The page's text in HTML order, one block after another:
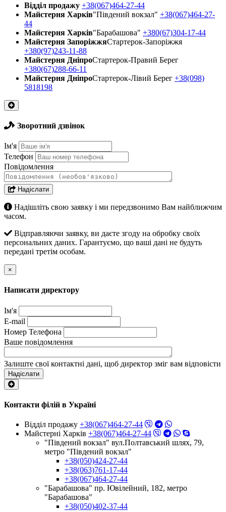
Відділ продажу +38(067)464-27-44
Майстерня Харків"Південий вокзал" +38(067)464-27-
44
Майстерня Харків"Барабашова" +380(67)304-17-44
Майстерня ЗапоріжжяСтартерок-Запоріжжя
+380(97)243-11-88
Майстерня ДнiпроСтартерок-Правий Берег
+380(67)288-66-11
Майстерня ДнiпроСтартерок-Лівий Берег +38(098)
5818198
Зворотний дзвінок
Ім'я
Телефон
Повідомлення
Надіслати
Надішліть свою заявку і ми передзвонимо Вам найближчим
часом.
Відправляючи заявку, ви даєте згоду на обробку своїх
персональних даних. Гарантуємо, що ваші дані не будуть
передані третім особам.
×
Написати директору
Ім'я
E-mail
Номер Телефона
Ваше повідомлення
Залиште свої контактні дані, щоб директор зміг вам відповісти
Надіслати
Контакти філій в Україні
Відділ продажу +38(067)464-27-44
Майстерні Харків +38(067)464-27-44
"Південий вокзал" вул.Полтавський шлях, 79,
метро "Південий вокзал"
+38(050)424-27-44
+38(063)761-17-44
+38(067)464-27-44
"Барабашова" пр. Ювілейний, 182, метро
"Барабашова"
+38(050)402-37-44